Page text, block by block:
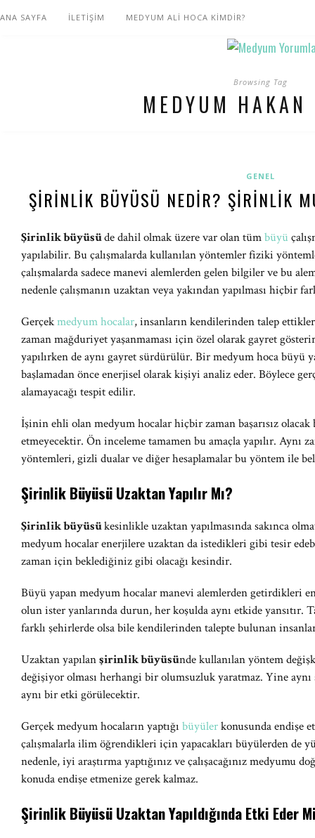
ANA SAYFA İLETİŞİM MEDYUM ALİ HOCA KİMDİR?
Browsing Tag
MEDYUM HAKAN
GENEL
ŞIRINLIK BÜYÜSÜ NEDIR? ŞIRINLIK
Şirinlik büyüsüde dahil olmak üzere var olan tümbüyü
yapılabilir. Bu çalışmalarda kullanılan yöntemler fiziki
çalışmalarda sadece manevi alemlerden gelen bilgiler ve bu
nedenle çalışmanın uzaktan veya yakından yapılması hiçbir
Gerçekmedyum hocalar, insanların kendilerinden talep
zaman mağduriyet yaşanmaması için özel olarak gayret
yapılırken de aynı gayret sürdürülür. Bir medyum hoca büyü
başlamadan önce enerjisel olarak kişiyi analiz eder. Böylece
alamayacağı tespit edilir.
İşinin ehli olan medyum hocalar hiçbir zaman başarısız olacak
etmeyecektir. Ön inceleme tamamen bu amaçla yapılır. Aynı
yöntemleri, gizli dualar ve diğer hesaplamalar bu yöntem ile
Şirinlik Büyüsü Uzaktan Yapılır Mı?
Şirinlik büyüsükesinlikle uzaktan yapılmasında sakınca
medyum hocalar enerjilere uzaktan da istedikleri gibi tesir
zaman için beklediğiniz gibi olacağı kesindir.
Büyü yapan medyum hocalar manevi alemlerden getirdikleri
olun ister yanlarında durun, her koşulda aynı etkide
farklı şehirlerde olsa bile kendilerinden talepte bulunan
Uzaktan yapılanşirinlik büyüsünde kullanılan yöntem
değişiyor olması herhangi bir olumsuzluk yaratmaz. Yine
aynı bir etki görülecektir.
Gerçek medyum hocaların yaptığı büyülerkonusunda endişe
çalışmalarla ilim öğrendikleri için yapacakları büyülerden de
nedenle, iyi araştırma yaptığınız ve çalışacağınız medyumu
konuda endişe etmenize gerek kalmaz.
Şirinlik Büyüsü Uzaktan Yapıldığında Etki Eder